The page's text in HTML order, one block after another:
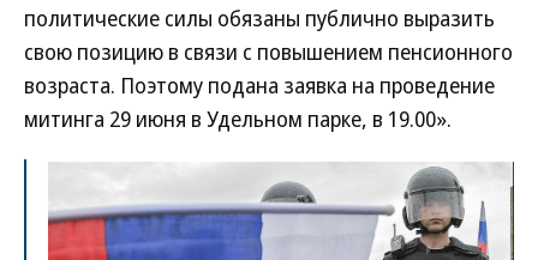
политические силы обязаны публично выразить
свою позицию в связи с повышением пенсионного
возраста. Поэтому подана заявка на проведение
митинга 29 июня в Удельном парке, в 19.00».